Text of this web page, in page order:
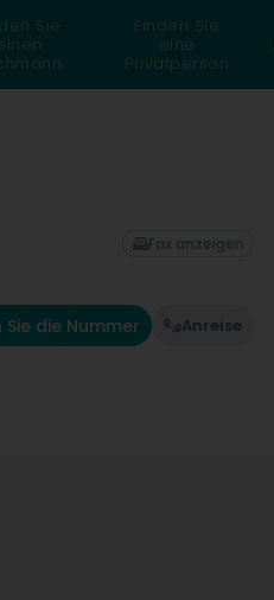
Sie
Finden Sie
eine
Privatperson
Sie die Nummer Anreise
Fax anzeigen